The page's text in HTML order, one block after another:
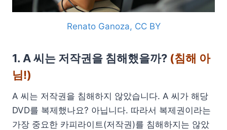
Renato Ganoza, CC BY
1. A 씨는 저작권을 침해했을까? (침해 아
님!)
A 씨는 저작권을 침해하지 않았습니다. A 씨가 해당
DVD를 복제했나요? 아닙니다. 따라서 복제권이라는
가장 중요한 카피라이트(저작권)를 침해하지는 않았